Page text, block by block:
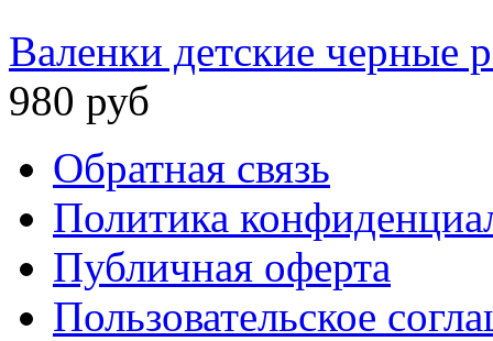
Валенки детские черные
980 руб
Обратная связь
Политика
Публичная оферта
Пользовательское